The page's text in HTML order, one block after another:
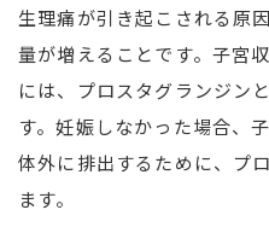
生理痛が引き起こされる原
量が増えることです。子宮
には、プロスタグランジン
す。妊娠しなかった場合、
体外に排出するために、プ
ます。